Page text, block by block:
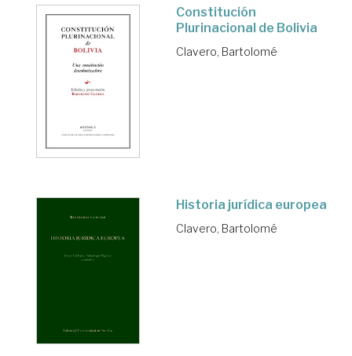
Constitución
Plurinacional de Bolivia
Clavero, Bartolomé
Historia jurídica europea
Clavero, Bartolomé